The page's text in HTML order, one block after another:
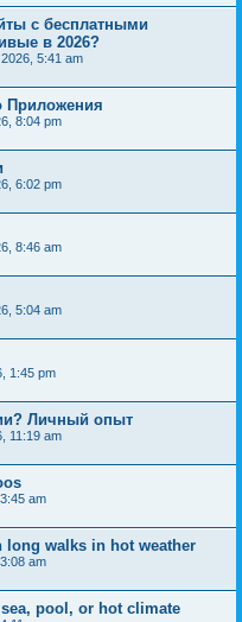
с бесплатными
в 2026?
5:41 am
Приложения
8:04 pm
6:02 pm
8:46 am
5:04 am
1:45 pm
Личный опыт
11:19 am
am
walks in hot weather
am
pool, or hot climate